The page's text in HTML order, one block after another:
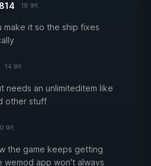
18 फ़र.
make it so the ship fixes
14 फ़र.
needs an unlimiteditem like
other stuff
फ़र.
the game keeps getting
wemod app won't always